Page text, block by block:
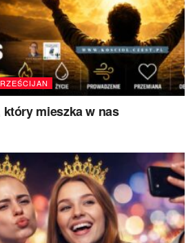
mieszka w nas